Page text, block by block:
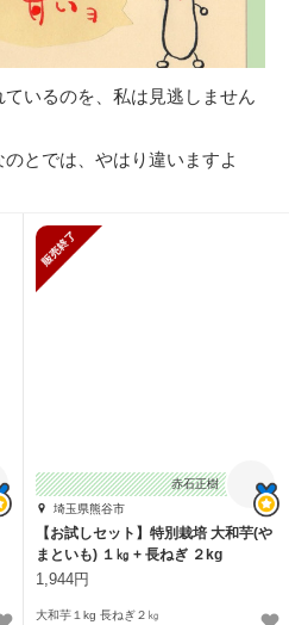
いるのを、私は見逃しません
とでは、やはり違いますよ
赤石正樹
埼玉県熊谷市
【お試しセット】特別栽培 大和芋(や
まといも) １㎏ + 長ねぎ ２kg
1,944円
大和芋１kg 長ねぎ２㎏